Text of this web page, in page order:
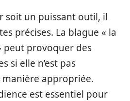
soit un puissant outil, il
précises. La blague « la
peut provoquer des
si elle n’est pas
appropriée.
est essentiel pour